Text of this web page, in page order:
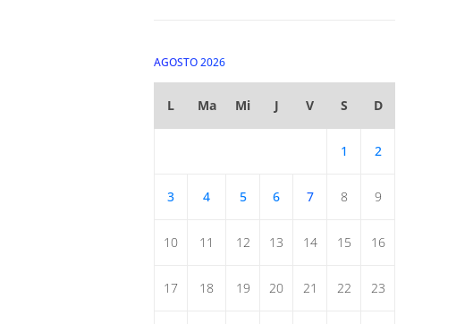
AGOSTO 2026
L Ma Mi J V S D
1 2
3 4 5 6 7 8 9
10 11 12 13 14 15 16
17 18 19 20 21 22 23